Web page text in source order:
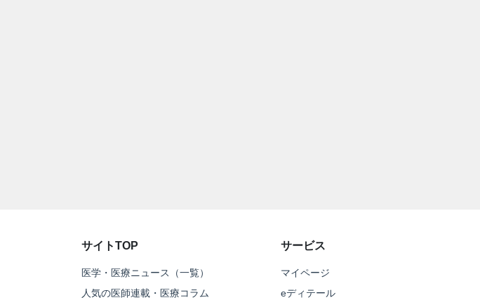
サイトTOP
医学・医療ニュース（一覧）
人気の医師連載・医療コラム
サービス
マイページ
eディテール